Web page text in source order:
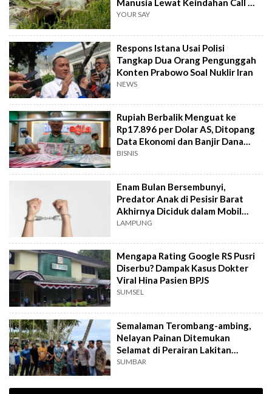
Manusia Lewat Keindahan Call Me
by Your Name
YOUR SAY
Respons Istana Usai Polisi
Tangkap Dua Orang Pengunggah
Konten Prabowo Soal Nuklir Iran
NEWS
Rupiah Berbalik Menguat ke
Rp17.896 per Dolar AS, Ditopang
Data Ekonomi dan Banjir Dana
Asing
BISNIS
Enam Bulan Bersembunyi,
Predator Anak di Pesisir Barat
Akhirnya Diciduk dalam Mobil
Travel
LAMPUNG
Mengapa Rating Google RS Pusri
Diserbu? Dampak Kasus Dokter
Viral Hina Pasien BPJS
SUMSEL
Semalaman Terombang-ambing,
Nelayan Painan Ditemukan
Selamat di Perairan Lakitan
Selatan
SUMBAR